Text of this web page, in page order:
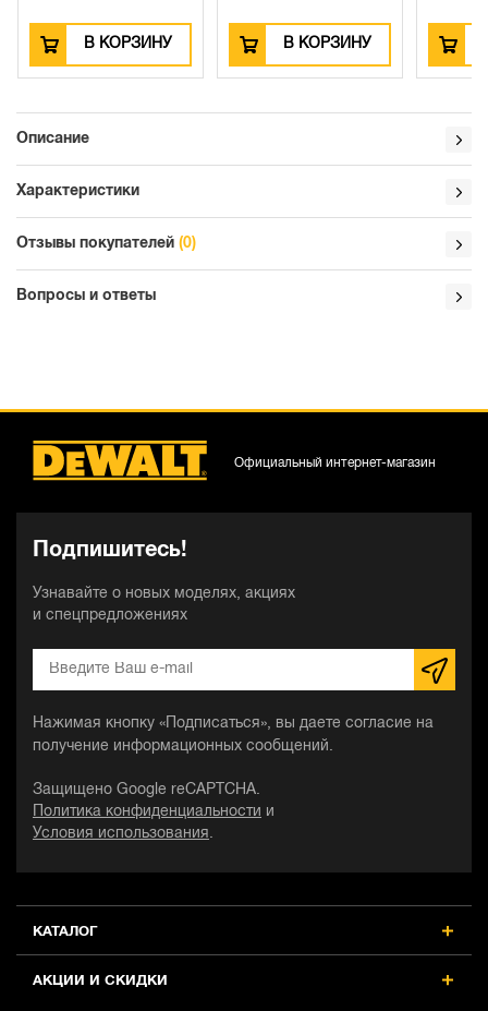
В КОРЗИНУ В КОРЗИНУ
Описание
Характеристики
Отзывы покупателей (0)
Вопросы и ответы
КАТАЛОГ
АКЦИИ И СКИДКИ
Подпишитесь!
Узнавайте о новых моделях, акциях
и спецпредложениях
Нажимая кнопку «Подписаться», вы даете согласие на
получение информационных сообщений.
Защищено Google reCAPTCHA.
Политика конфиденциальности
и
Условия использования .
Официальный интернет-магазин